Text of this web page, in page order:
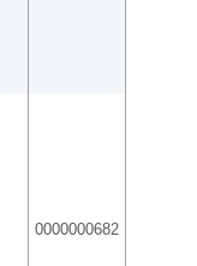
0000000682